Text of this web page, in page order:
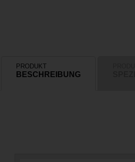
PRODUKT
BESCHREIBUNG